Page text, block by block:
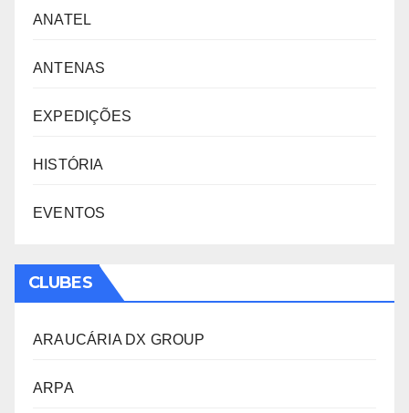
ANATEL
ANTENAS
EXPEDIÇÕES
HISTÓRIA
EVENTOS
CLUBES
ARAUCÁRIA DX GROUP
ARPA